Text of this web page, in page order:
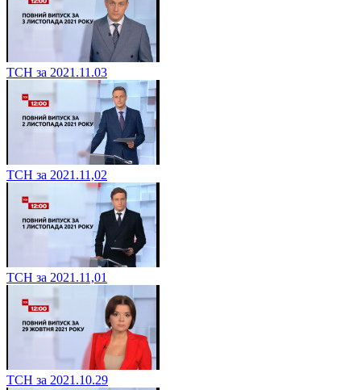
ТСН за 2021.11.03
ТСН за 2021.11,02
ТСН за 2021.11,01
ТСН за 2021.10.29